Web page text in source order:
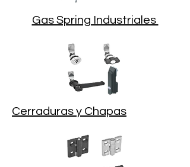
Gas Spring Industriales
Cerraduras y Chapas